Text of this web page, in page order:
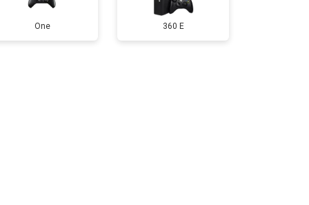
650 ₽ Заказать
One 360 E